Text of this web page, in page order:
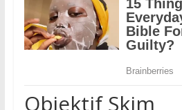
Objektif Skim